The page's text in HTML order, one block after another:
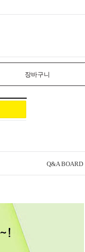
장바구니
Q&A BOARD